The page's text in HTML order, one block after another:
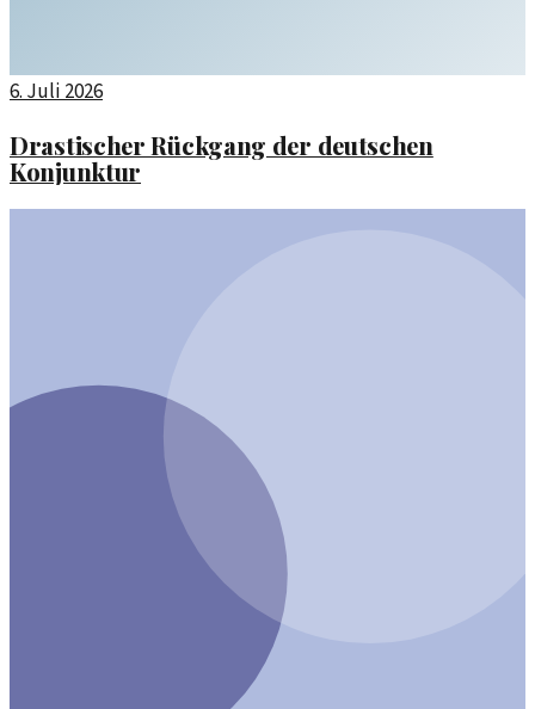
6. Juli 2026
Drastischer Rückgang der deutschen
Konjunktur